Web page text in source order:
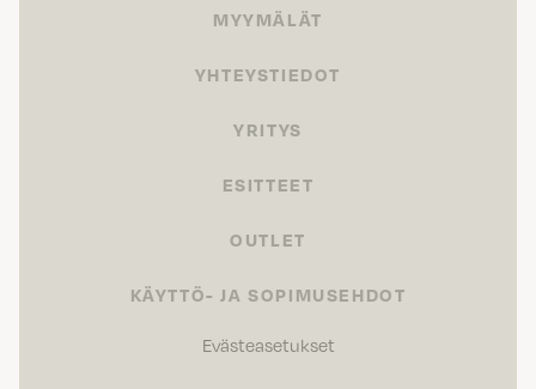
MYYMÄLÄT
YHTEYSTIEDOT
YRITYS
ESITTEET
OUTLET
KÄYTTÖ- JA SOPIMUSEHDOT
Evästeasetukset